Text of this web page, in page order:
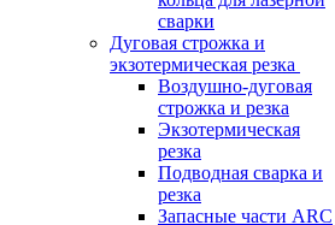
сварки
Дуговая строжка и
экзотермическая резка
Воздушно-дуговая
строжка и резка
Экзотермическая
резка
Подводная сварка и
резка
Запасные части ARC